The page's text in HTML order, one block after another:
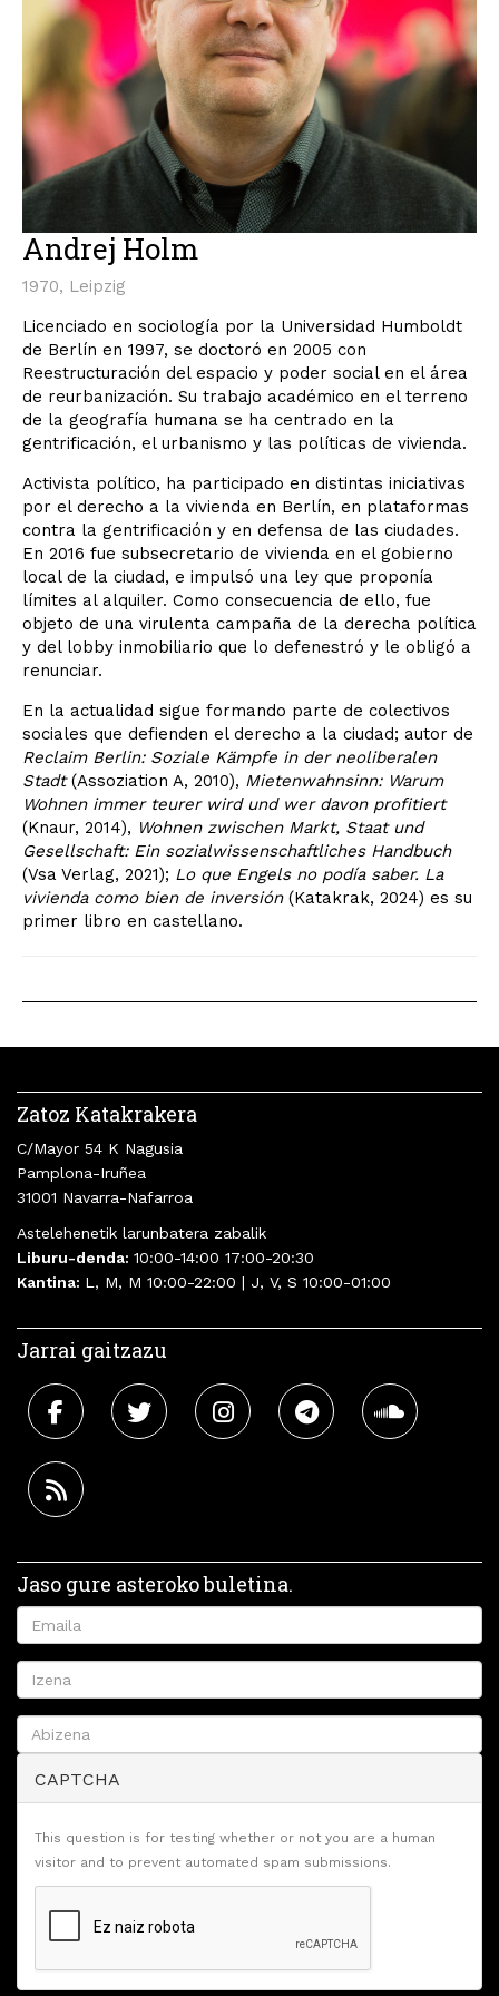
Andrej Holm
1970, Leipzig
Licenciado en sociología por la Universidad Humboldt
de Berlín en 1997, se doctoró en 2005 con
Reestructuración del espacio y poder social en el área
de reurbanización. Su trabajo académico en el terreno
de la geografía humana se ha centrado en la
gentrificación, el urbanismo y las políticas de vivienda.
Activista político, ha participado en distintas iniciativas
por el derecho a la vivienda en Berlín, en plataformas
contra la gentrificación y en defensa de las ciudades.
En 2016 fue subsecretario de vivienda en el gobierno
local de la ciudad, e impulsó una ley que proponía
límites al alquiler. Como consecuencia de ello, fue
objeto de una virulenta campaña de la derecha política
y del lobby inmobiliario que lo defenestró y le obligó a
renunciar.
En la actualidad sigue formando parte de colectivos
sociales que defienden el derecho a la ciudad; autor de
Reclaim Berlin: Soziale Kämpfe in der neoliberalen
Stadt(Assoziation A, 2010), Mietenwahnsinn: Warum
Wohnen immer teurer wird und wer davon profitiert
(Knaur, 2014), Wohnen zwischen Markt, Staat und
Gesellschaft: Ein sozialwissenschaftliches Handbuch
(Vsa Verlag, 2021); Lo que Engels no podía saber. La
vivienda como bien de inversión(Katakrak, 2024) es su
primer libro en castellano.
Zatoz Katakrakera
C/Mayor 54 K Nagusia
Pamplona-Iruñea
31001 Navarra-Nafarroa
Astelehenetik larunbatera zabalik
Liburu-denda: 10:00-14:00 17:00-20:30
Kantina: L, M, M 10:00-22:00 | J, V, S 10:00-01:00
Jarrai gaitzazu
Jaso gure asteroko buletina.
CAPTCHA
This question is for testing whether or not you are a human
visitor and to prevent automated spam submissions.